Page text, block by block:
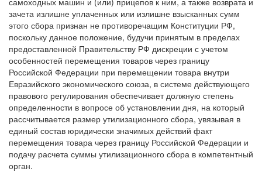
зачета излишне уплаченных или излишне взысканных сумм
этого сбора признан не противоречащим Конституции РФ,
поскольку данное положение, будучи принятым в пределах
предоставленной Правительству РФ дискреции с учетом
особенностей перемещения товаров через границу
Российской Федерации при перемещении товара внутри
Евразийского экономического союза, в системе действующего
правового регулирования обеспечивает должную степень
определенности в вопросе об установлении дня, на который
рассчитывается размер утилизационного сбора, увязывая в
единый состав юридически значимых действий факт
перемещения товара через границу Российской Федерации и
подачу расчета суммы утилизационного сбора в компетентный
орган.